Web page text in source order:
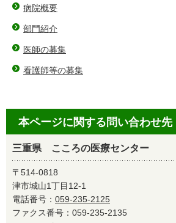
病院概要
部門紹介
医師の募集
看護師等の募集
本ページに関する問い合わせ先
三重県 こころの医療センター
〒514-0818
津市城山1丁目12-1
電話番号： 059-235-2125
ファクス番号：059-235-2135